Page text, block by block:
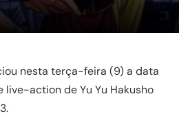
nesta terça-feira (9) a data
action de Yu Yu Hakusho